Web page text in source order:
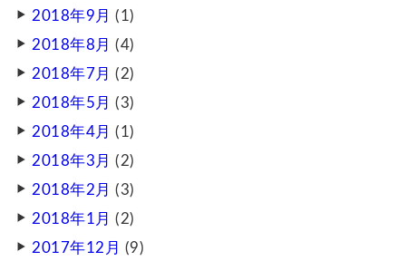
2018年9月 (1)
2018年8月 (4)
2018年7月 (2)
2018年5月 (3)
2018年4月 (1)
2018年3月 (2)
2018年2月 (3)
2018年1月 (2)
2017年12月 (9)